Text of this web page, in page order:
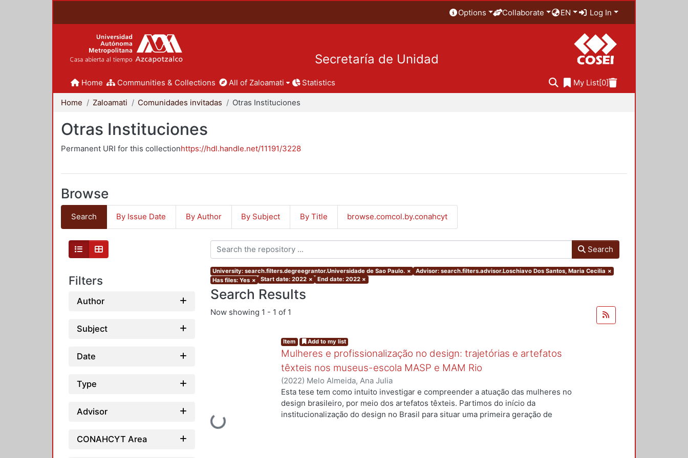
Options Collaborate EN Log In
Secretaría de Unidad
Home Communities & Collections All of Zaloamati Statistics My List[0]
Home Zaloamati Comunidades invitadas Otras Instituciones
Otras Instituciones
Permanent URI for this collectionhttps://hdl.handle.net/11191/3228
Browse
Search By Issue Date By Author By Subject By Title browse.comcol.by.conahcyt
Filters
Author
Subject
Date
Type
Advisor
CONAHCYT Area
Search
University: search.filters.degreegrantor.Universidade de Sao Paulo. × Advisor: search.filters.advisor.Loschiavo Dos Santos, Maria Cecilia ×
Has files: Yes × Start date: 2022 × End date: 2022 ×
Search Results
Now showing 1 - 1 of 1
Loading...
Item Add to my list
Mulheres e profissionalização no design: trajetórias e artefatos
têxteis nos museus-escola MASP e MAM Rio
(2022) Melo Almeida, Ana Julia
Esta tese tem como intuito investigar e compreender a atuação das mulheres no
design brasileiro, por meio dos artefatos têxteis. Partimos do início da
institucionalização do design no Brasil para situar uma primeira geração de